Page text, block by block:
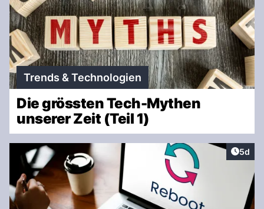
Trends & Technologien
Die grössten Tech-Mythen
unserer Zeit (Teil 1)
5d